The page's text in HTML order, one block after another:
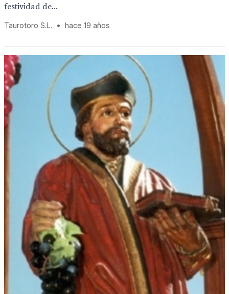
festividad de...
Taurotoro S.L. • hace 19 años